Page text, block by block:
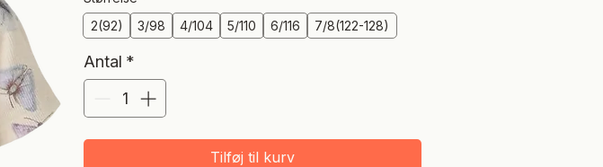
2(92)
3/98 4/104 5/110 6/116 7/8(122-128)
Antal *
Tilføj til kurv